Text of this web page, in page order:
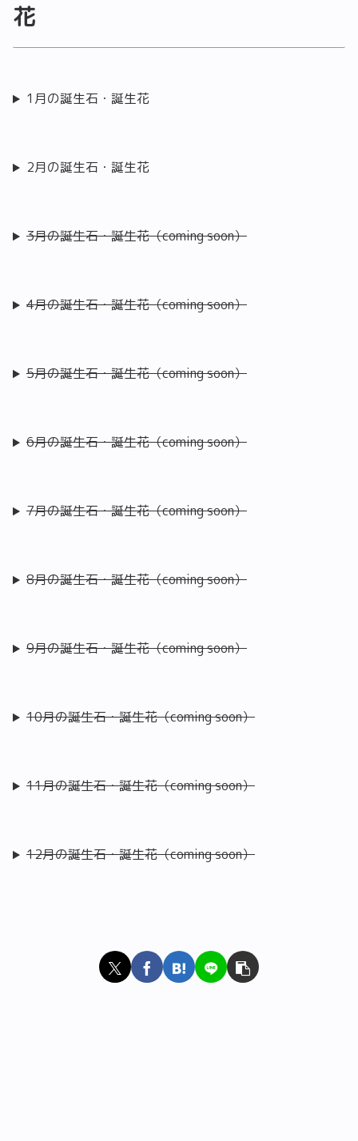
花
1月の誕生石・誕生花
2月の誕生石・誕生花
3月の誕生石・誕生花（coming soon）
4月の誕生石・誕生花（coming soon）
5月の誕生石・誕生花（coming soon）
6月の誕生石・誕生花（coming soon）
7月の誕生石・誕生花（coming soon）
8月の誕生石・誕生花（coming soon）
9月の誕生石・誕生花（coming soon）
10月の誕生石・誕生花（coming soon）
11月の誕生石・誕生花（coming soon）
12月の誕生石・誕生花（coming soon）